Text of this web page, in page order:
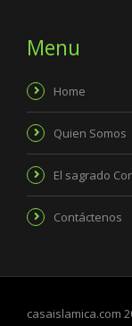
Menu
Home
Quien Somos
El sagrado
Contáctenos
casaislamica.com